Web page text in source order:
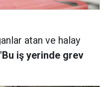
atan ve halay
iş yerinde grev